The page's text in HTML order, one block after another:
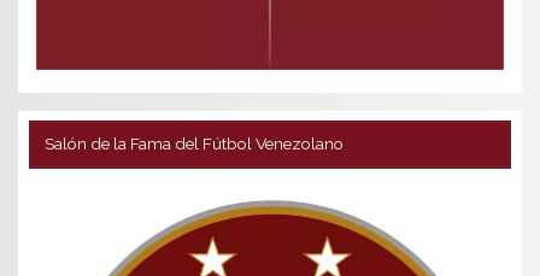
Salón de la Fama del Fútbol Venezolano